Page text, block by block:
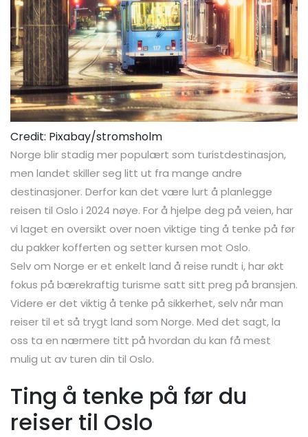
Credit: Pixabay/stromsholm
Norge blir stadig mer populært som turistdestinasjon,
men landet skiller seg litt ut fra mange andre
destinasjoner. Derfor kan det være lurt å planlegge
reisen til Oslo i 2024 nøye. For å hjelpe deg på veien, har
vi laget en oversikt over noen viktige ting å tenke på før
du pakker kofferten og setter kursen mot Oslo.
Selv om Norge er et enkelt land å reise rundt i, har økt
fokus på bærekraftig turisme satt sitt preg på bransjen.
Videre er det viktig å tenke på sikkerhet, selv når man
reiser til et så trygt land som Norge. Med det sagt, la
oss ta en nærmere titt på hvordan du kan få mest
mulig ut av turen din til Oslo.
Ting å tenke på før du
reiser til Oslo